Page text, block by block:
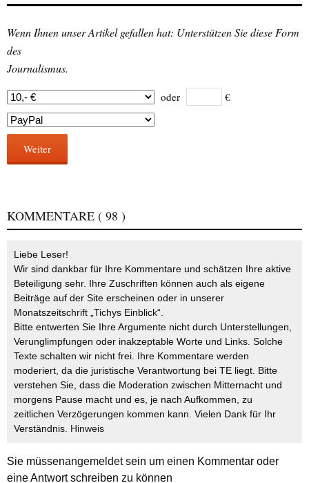
Wenn Ihnen unser Artikel gefallen hat: Unterstützen Sie diese Form
des
Journalismus.
oder €
Weiter
KOMMENTARE ( 98 )
Liebe Leser!
Wir sind dankbar für Ihre Kommentare und schätzen Ihre aktive
Beteiligung sehr. Ihre Zuschriften können auch als eigene
Beiträge auf der Site erscheinen oder in unserer
Monatszeitschrift „Tichys Einblick“.
Bitte entwerten Sie Ihre Argumente nicht durch Unterstellungen,
Verunglimpfungen oder inakzeptable Worte und Links. Solche
Texte schalten wir nicht frei. Ihre Kommentare werden
moderiert, da die juristische Verantwortung bei TE liegt. Bitte
verstehen Sie, dass die Moderation zwischen Mitternacht und
morgens Pause macht und es, je nach Aufkommen, zu
zeitlichen Verzögerungen kommen kann. Vielen Dank für Ihr
Verständnis. Hinweis
Sie müssenangemeldetsein um einen Kommentar oder
eine Antwort schreiben zu können